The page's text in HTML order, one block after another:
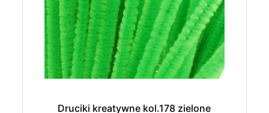
Druciki kreatywne kol.178 zielone